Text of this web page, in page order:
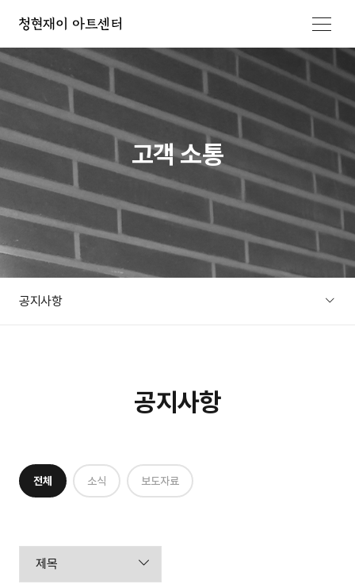
메뉴 열기
고객 소통
공지사항
공지사항
전체 소식 보도자료